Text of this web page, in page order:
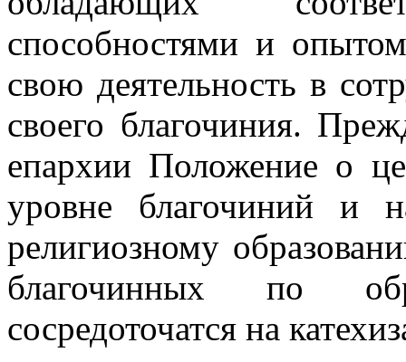
способностями и
свою деятельность в
своего благочиния.
епархии Положение о
уровне благочиний и
религиозному
благочинных по
сосредоточатся на